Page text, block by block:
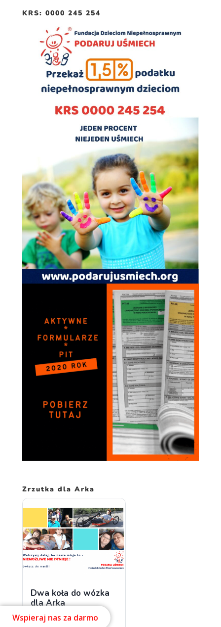
KRS: 0000 245 254
Zrzutka dla Arka
funkcjonalność
i strukturę
strony
na podstawie
tego, jak strona
jest używana.
Doświadczenie
internetowa
działała jak
najlepiej podczas
twojego przejścia
na nią. Jeśli
odrzucisz te pliki
cookie, niektóre
funkcje znikną
ze strony
internetowej.
Marketing
Udostępniając
swoje
zainteresowania i
zachowania
podczas
odwiedzania naszej
strony, zwiększasz
szansę na
zobaczenie
spersonalizowanych
treści i ofert.
Wspieraj nas za darmo